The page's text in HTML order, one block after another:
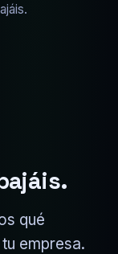
qué
empresa.